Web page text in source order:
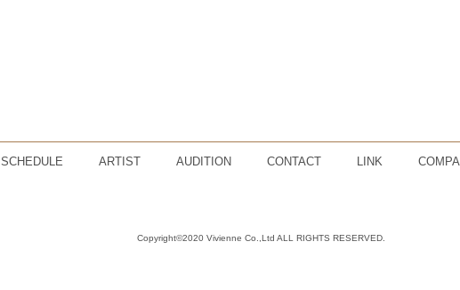
SCHEDULE ARTIST AUDITION CONTACT LINK
Copyright©2020 Vivienne Co.,Ltd ALL RIGHTS RESERVED.